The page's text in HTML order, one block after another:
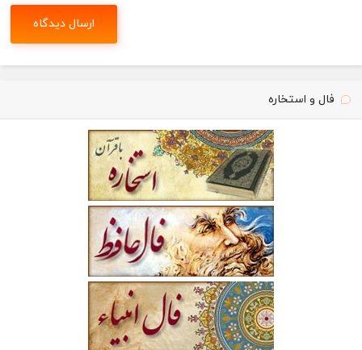
فال و استخاره